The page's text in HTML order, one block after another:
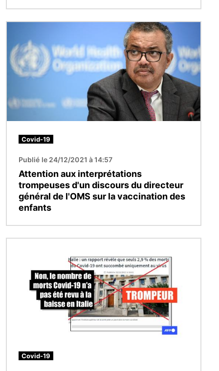
Covid-19
Publié le 24/12/2021 à 14:57
Attention aux interprétations
trompeuses d'un discours du directeur
général de l'OMS sur la vaccination des
enfants
Covid-19